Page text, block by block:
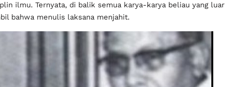
ilmu. Ternyata, di balik semua karya-karya beliau yang luar
bahwa menulis laksana menjahit.